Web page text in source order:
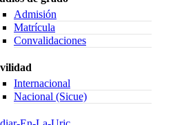
Admisión
Matrícula
Convalidaciones
Internacional
Nacional (Sicue)